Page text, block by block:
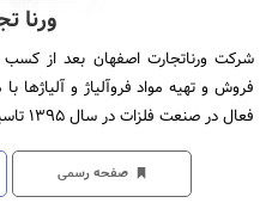
ورنا
شرکت ورناتجارت اصفهان بعد از
فروش و تهیه مواد فروآلیاژ و آلیاژها
فعال در صنعت فلزات در سال 1395 تاسیس گردید.
صفحه رسمی